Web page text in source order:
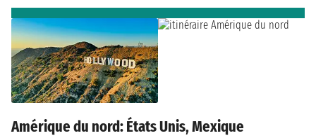
Amérique du nord: États Unis, Mexique